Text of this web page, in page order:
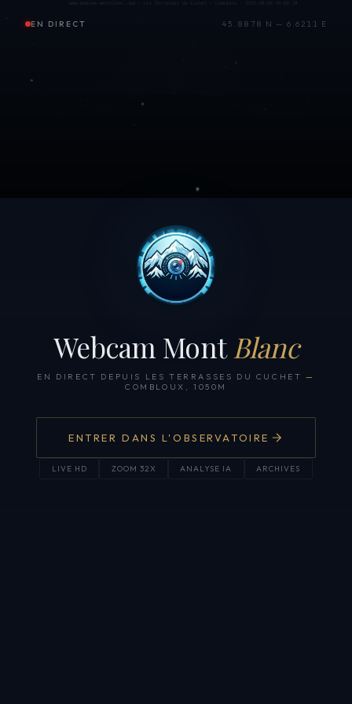
EN DIRECT 45.8878 N — 6.6211 E
Webcam Mont Blanc
EN DIRECT DEPUIS LES TERRASSES DU CUCHET —
COMBLOUX, 1050M
ENTRER DANS L'OBSERVATOIRE
LIVE HD ZOOM 32X ANALYSE IA ARCHIVES